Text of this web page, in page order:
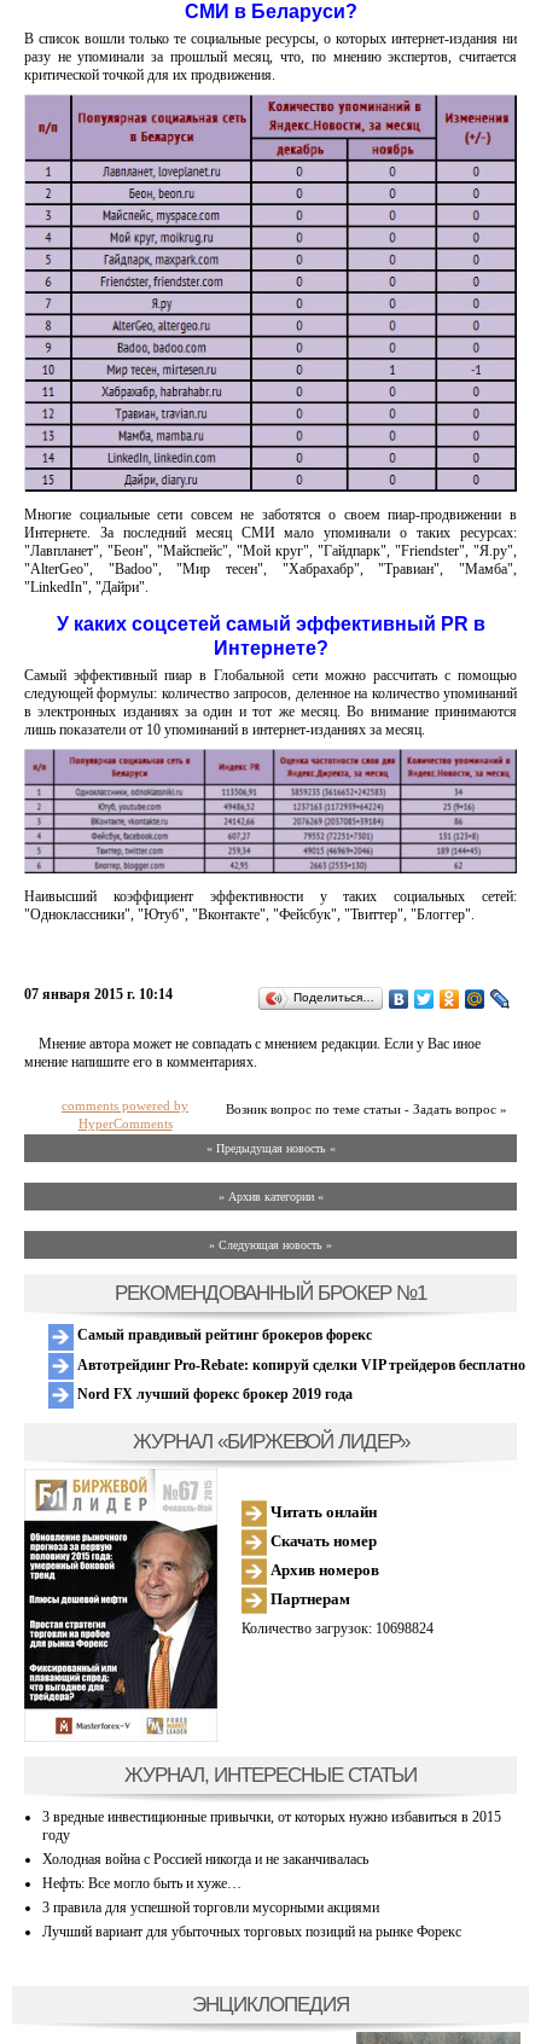
СМИ в Беларуси?
В список вошли только те социальные ресурсы, о которых интернет-издания ни
разу не упоминали за прошлый месяц, что, по мнению экспертов, считается
критической точкой для их продвижения.
Многие социальные сети совсем не заботятся о своем пиар-продвижении в
Интернете. За последний месяц СМИ мало упоминали о таких ресурсах:
"Лавпланет", "Беон", "Майспейс", "Мой круг", "Гайдпарк", "Friendster", "Я.ру",
"AlterGeo", "Badoo", "Мир тесен", "Хабрахабр", "Травиан", "Мамба",
"LinkedIn", "Дайри".
У каких соцсетей самый эффективный PR в
Интернете?
Самый эффективный пиар в Глобальной сети можно рассчитать с помощью
следующей формулы: количество запросов, деленное на количество упоминаний
в электронных изданиях за один и тот же месяц. Во внимание принимаются
лишь показатели от 10 упоминаний в интернет-изданиях за месяц.
Наивысший коэффициент эффективности у таких социальных сетей:
"Одноклассники", "Ютуб", "Вконтакте", "Фейсбук", "Твиттер", "Блоггер".
07 января 2015 г. 10:14 Поделиться…
Мнение автора может не совпадать с мнением редакции. Если у Вас иное
мнение напишите его в комментариях.
Возник вопрос по теме статьи - Задать вопрос »
comments powered by
HyperComments
« Предыдущая новость «
» Архив категории «
» Следующая новость »
РЕКОМЕНДОВАННЫЙ БРОКЕР №1
Самый правдивый рейтинг брокеров форекс
Автотрейдинг Pro-Rebate: копируй сделки VIP трейдеров бесплатно
Nord FX лучший форекс брокер 2019 года
ЖУРНАЛ «БИРЖЕВОЙ ЛИДЕР»
Читать онлайн
Скачать номер
Архив номеров
Партнерам
Количество загрузок: 10698824
ЖУРНАЛ, ИНТЕРЕСНЫЕ СТАТЬИ
3 вредные инвестиционные привычки, от которых нужно избавиться в 2015
году
Холодная война с Россией никогда и не заканчивалась
Нефть: Все могло быть и хуже…
3 правила для успешной торговли мусорными акциями
Лучший вариант для убыточных торговых позиций на рынке Форекс
ЭНЦИКЛОПЕДИЯ